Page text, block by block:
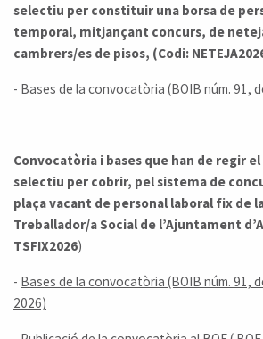
selectiu per constituir una borsa de
temporal, mitjançant concurs, de
cambrers/es de pisos, (Codi:
- Bases de la convocatòria (BOIB núm. 91,
Convocatòria i bases que han de regir
selectiu per cobrir, pel sistema de
plaça vacant de personal laboral fix de
Treballador/a Social de l’Ajuntament
TSFIX2026)
- Bases de la convocatòria (BOIB núm. 91,
2026)